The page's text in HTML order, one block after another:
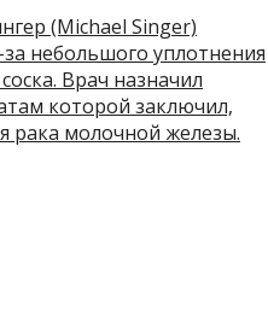
(Michael Singer)
небольшого уплотнения
Врач назначил
которой заключил,
рака молочной железы.